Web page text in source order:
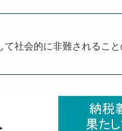
社会的に非難されること